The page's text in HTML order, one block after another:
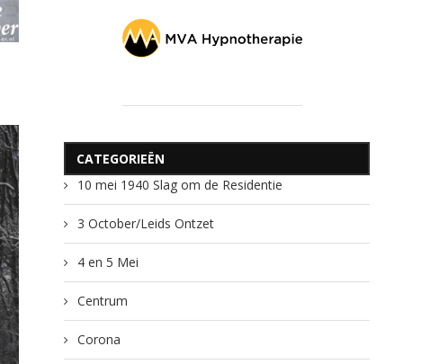
CATEGORIEËN
10 mei 1940 Slag om de Residentie
3 October/Leids Ontzet
4 en 5 Mei
Centrum
Corona